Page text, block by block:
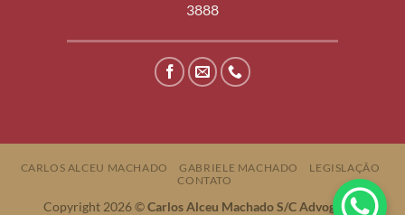
3888
CARLOS ALCEU MACHADO GABRIELE MACHADO
LEGISLAÇÃO
CONTATO
Copyright 2026 ©Carlos Alceu Machado S/C Advogados